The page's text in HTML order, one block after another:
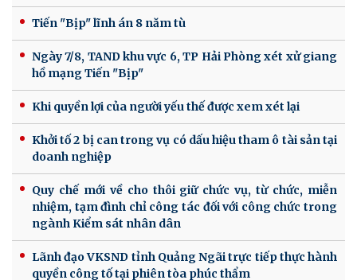
Tiến "Bịp" lĩnh án 8 năm tù
Ngày 7/8, TAND khu vực 6, TP Hải Phòng xét xử giang
hồ mạng Tiến "Bịp"
Khi quyền lợi của người yếu thế được xem xét lại
Khởi tố 2 bị can trong vụ có dấu hiệu tham ô tài sản tại
doanh nghiệp
Quy chế mới về cho thôi giữ chức vụ, từ chức, miễn
nhiệm, tạm đình chỉ công tác đối với công chức trong
ngành Kiểm sát nhân dân
Lãnh đạo VKSND tỉnh Quảng Ngãi trực tiếp thực hành
quyền công tố tại phiên tòa phúc thẩm